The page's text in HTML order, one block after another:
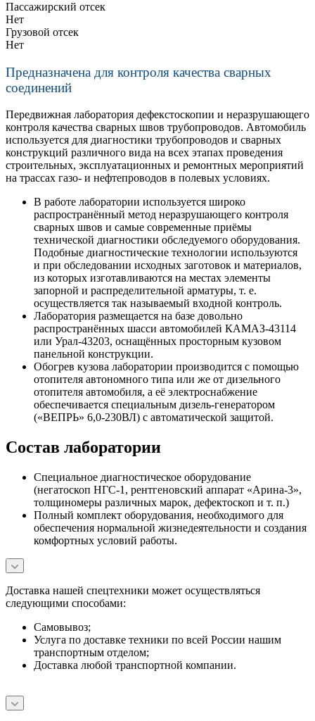
Пассажирский отсек
Нет
Грузовой отсек
Нет
Предназначена для контроля качества сварных
соединений
Передвижная лаборатория дефекстоскопии и неразрушающего
контроля качества сварных швов трубопроводов. Автомобиль
используется для диагностики трубопроводов и сварных
конструкций различного вида на всех этапах проведения
строительных, эксплуатационных и ремонтных мероприятий
на трассах газо- и нефтепроводов в полевых условиях.
В работе лаборатории используется широко
распространённый метод неразрушающего контроля
сварных швов и самые современные приёмы
технической диагностики обследуемого оборудования.
Подобные диагностические технологии используются
и при обследовании исходных заготовок и материалов,
из которых изготавливаются на местах элементы
запорной и распределительной арматуры, т. е.
осуществляется так называемый входной контроль.
Лаборатория размещается на базе довольно
распространённых шасси автомобилей КАМАЗ-43114
или Урал-43203, оснащённых просторным кузовом
панельной конструкции.
Обогрев кузова лаборатории производится с помощью
отопителя автономного типа или же от дизельного
отопителя автомобиля, а её электроснабжение
обеспечивается специальным дизель-генератором
(«ВЕПРЬ» 6,0-230ВЛ) с автоматической защитой.
Состав лаборатории
Специальное диагностическое оборудование
(негатоскоп НГС-1, рентгеновский аппарат «Арина-3»,
толщиномеры различных марок, дефектоскоп и т. п.)
Полный комплект оборудования, необходимого для
обеспечения нормальной жизнедеятельности и создания
комфортных условий работы.
Доставка нашей спецтехники может осуществляться
следующими способами:
Самовывоз;
Услуга по доставке техники по всей России нашим
транспортным отделом;
Доставка любой транспортной компании.